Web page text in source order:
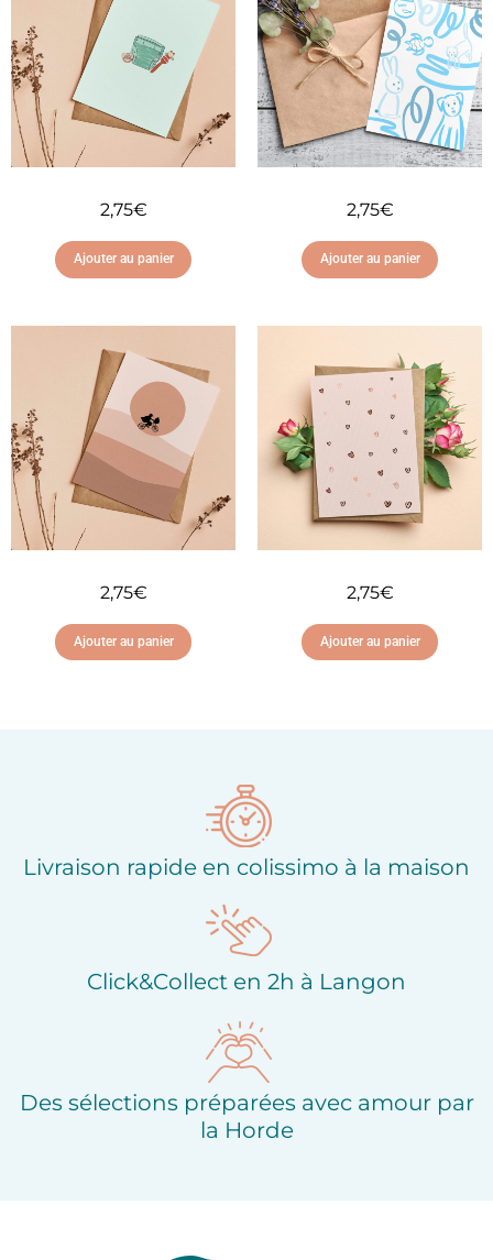
2,75€
Ajouter au panier
Ajouter à ma liste
d'envies
2,75€
Ajouter au panier
Ajouter à ma liste
d'envies
2,75€
Ajouter au panier
2,75€
Ajouter au panier
Livraison rapide en colissimo à la maison
Click&Collect en 2h à Langon
Des sélections préparées avec amour par
la Horde